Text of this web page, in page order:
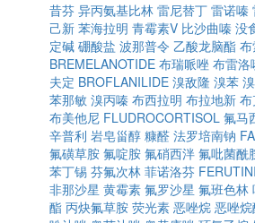
昔芬 异丙氨基比林 雷尼替丁 雷诺嗪
己新 苯海拉明 青霉素V 比沙曲嗪 没
定碱 硼酸盐 波那普令 乙酸龙脑酯
BREMELANOTIDE 布瑞哌唑 布雷洛
夫定 BROFLANILIDE 溴敌隆 溴苯
苯那敏 溴丙嗪 布西拉明 布拉地新
布美他尼 FLUDROCORTISOL 氟马
辛普利 岩皂甾醇 糠醛 法罗培南钠
氟磺草胺 氟啶胺 氟硝西泮 氟吡菌酰
苯丁锡 芬氟次林 菲诺洛芬
非那沙星 黄霉素 氟罗沙星 氟班色林
酯 丙炔氟草胺 荧光素 恶唑烷 恶唑烷